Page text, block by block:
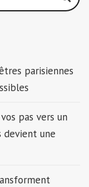
parisiennes
pas vers un
devient une